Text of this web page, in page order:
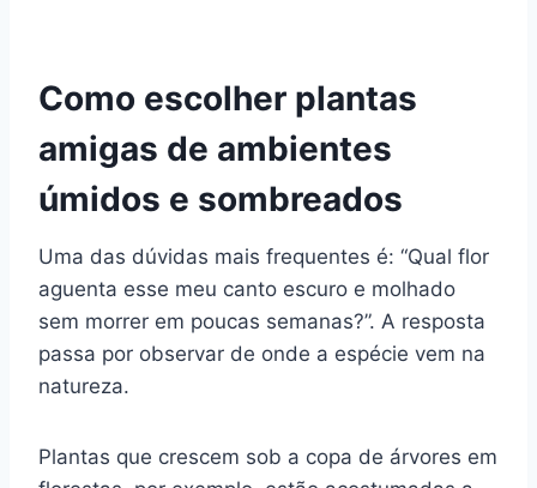
Como escolher plantas
amigas de ambientes
úmidos e sombreados
Uma das dúvidas mais frequentes é: “Qual flor
aguenta esse meu canto escuro e molhado
sem morrer em poucas semanas?”. A resposta
passa por observar de onde a espécie vem na
natureza.
Plantas que crescem sob a copa de árvores em